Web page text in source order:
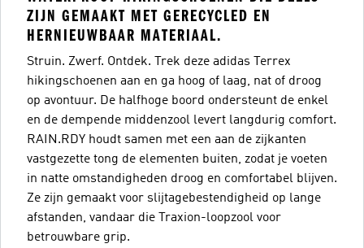
ZIJN GEMAAKT MET GERECYCLED EN
HERNIEUWBAAR MATERIAAL.
Struin. Zwerf. Ontdek. Trek deze adidas Terrex
hikingschoenen aan en ga hoog of laag, nat of droog
op avontuur. De halfhoge boord ondersteunt de enkel
en de dempende middenzool levert langdurig comfort.
RAIN.RDY houdt samen met een aan de zijkanten
vastgezette tong de elementen buiten, zodat je voeten
in natte omstandigheden droog en comfortabel blijven.
Ze zijn gemaakt voor slijtagebestendigheid op lange
afstanden, vandaar die Traxion-loopzool voor
betrouwbare grip.